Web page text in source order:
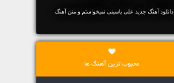
دانلود آهنگ جديد علی یاسینی نمیخواستم و متن آهنگ
محبوب ترین آهنگ ها